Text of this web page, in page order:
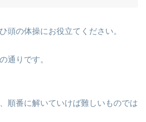
頭の体操にお役立てください。
通りです。
順番に解いていけば難しいものでは